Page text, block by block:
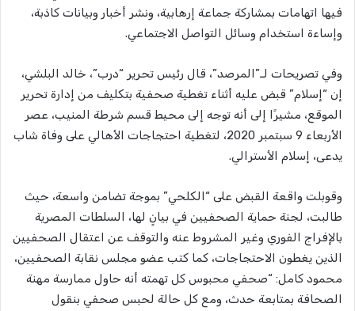
فيها اتهامات بمشاركة جماعة إرهابية، ونشر أخبار وبيانات كاذبة،
وإساءة استخدام وسائل التواصل الاجتماعي.
وفي تصريحات لـ”المرصد”، قال رئيس تحرير “درب”، خالد البلشي،
إن “إسلام” قبض عليه أثناء تغطية صحفية بتكليف من إدارة تحرير
الموقع، مشيرًا إلى أنه توجه إلى محيط قسم شرطة المنيب، عصر
الأربعاء 9 سبتمبر 2020، لتغطية احتجاجات الأهالي على وفاة شاب
يدعى، إسلام الأسترالي.
وقوبلت واقعة القبض على “الكلحي” بموجة تضامن واسعة، حيث
طالبت، لجنة حماية الصحفيين في بيانٍ لها، السلطات المصرية
بالإفراج الفوري وغير المشروط عنه والتوقف عن اعتقال الصحفيين
الذين يغطون الاحتجاجات، كما كتب عضو مجلس نقابة الصحفيين،
محمود كامل: “صحفي محبوس كل تهمته أنه حاول ممارسة مهنة
الصحافة بمتابعة حدث، ومع كل حالة لحبس صحفي بنقول